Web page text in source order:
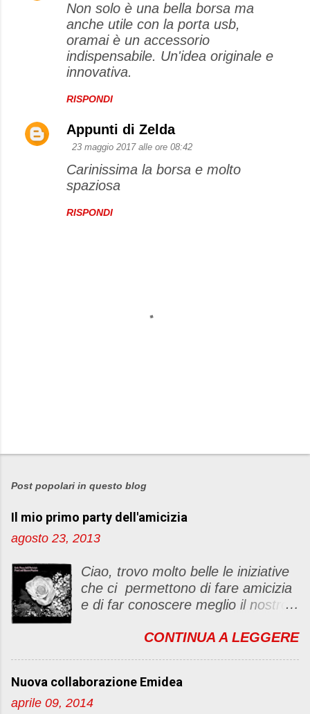
Non solo è una bella borsa ma
anche utile con la porta usb,
oramai è un accessorio
indispensabile. Un'idea originale e
innovativa.
RISPONDI
Appunti di Zelda
23 maggio 2017 alle ore 08:42
Carinissima la borsa e molto
spaziosa
RISPONDI
P
s
a
u
c
o
m
m
t
o
Post popolari in questo blog
Il mio primo party dell'amicizia
agosto 23, 2013
Ciao, trovo molto belle le iniziative
che ci permettono di fare amicizia
e di far conoscere meglio il nostro
un "party" dell'amicizia .... Mi
post, ma anche di sentimenti ed
emozioni. Non siete obbligate a
CONTINUA A LEGGERE
Nuova collaborazione Emidea
aprile 09, 2014